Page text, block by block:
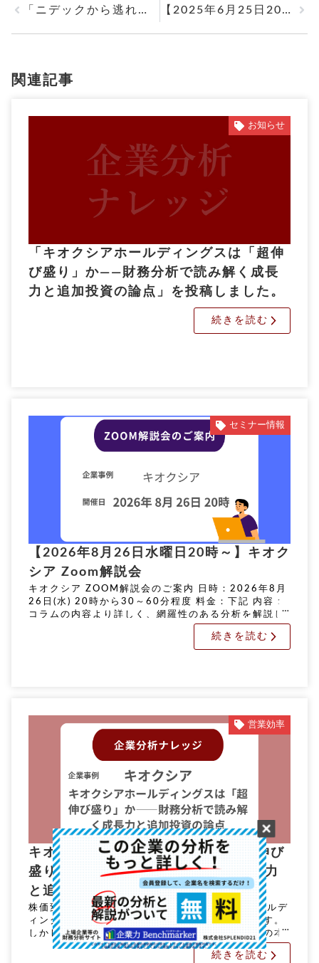
「ニデックから逃れたい 独立自尊の牧野フライス」を投稿しました。Zoom解説会もご案内しています。 【2025年6月25日20時～】マネーフォワード Zoom解説会
関連記事
お知らせ
「キオクシアホールディングスは「超伸
び盛り」か――財務分析で読み解く成長
力と追加投資の論点」を投稿しました。
続きを読む
セミナー情報
【2026年8月26日水曜日20時～】キオク
シア Zoom解説会
キオクシア ZOOM解説会のご案内 日時：2026年8月
26日(水) 20時から30～60分程度 料金：下記 内容：
コラムの内容より詳しく、網羅性のある分析を解説し
ます。 申込期限：8月24日(月) 正午 実施方法：オン
続きを読む
営業効率
キオクシアホールディングスは「超伸び
盛り」か――財務分析で読み解く成長力
と追加投資の論点
株価変動と企業力総合評価の改善 キオクシアホールデ
ィングスの株価は、上場後、大きく変動しています。
しかし、株価の乱高下だけを追っていては、企業の本
当の実力を正しく判断することはできません。 では、
続きを読む